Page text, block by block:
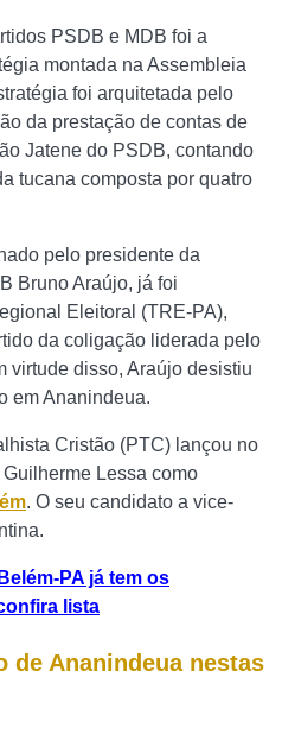
PSDB e MDB foi a
montada na Assembleia
foi arquitetada pelo
da prestação de contas de
Jatene do PSDB, contando
tucana composta por quatro
pelo presidente da
Bruno Araújo, já foi
Eleitoral (TRE-PA),
da coligação liderada pelo
virtude disso, Araújo desistiu
em Ananindeua.
Cristão (PTC) lançou no
Lessa como
. O seu candidato a vice-
PA já tem os
lista
de Ananindeua nestas